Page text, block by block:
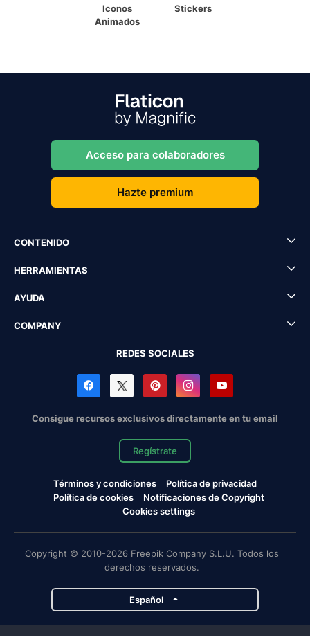
Iconos
Animados
Stickers
Acceso para colaboradores
Hazte premium
CONTENIDO
HERRAMIENTAS
AYUDA
COMPANY
REDES SOCIALES
Consigue recursos exclusivos directamente en tu email
Regístrate
Términos y condiciones
Política de privacidad
Política de cookies
Notificaciones de Copyright
Cookies settings
Copyright © 2010-2026 Freepik Company S.L.U. Todos los
derechos reservados.
Español